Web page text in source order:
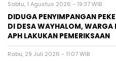
Sabtu, 1 Agustus 2026 - 19:37 WIB
DIDUGA PENYIMPANGAN
DI DESA WAYHALOM,
APH LAKUKAN PEMERIKSAAN
Rabu, 29 Juli 2026 - 11:07 WIB